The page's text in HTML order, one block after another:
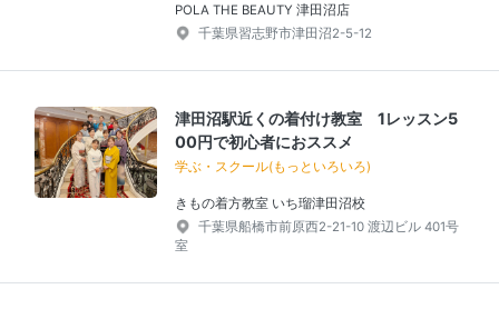
POLA THE BEAUTY 津田沼店
千葉県習志野市津田沼2-5-12
津田沼駅近くの着付け教室 1レッスン5
00円で初心者におススメ
学ぶ・スクール(もっといろいろ)
きもの着方教室 いち瑠津田沼校
千葉県船橋市前原西2-21-10 渡辺ビル 401号
室